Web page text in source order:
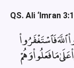
QS. Ali ‘Imran
فَٱسْتَغْفَرُوا۟
مَا فَعَلُوا۟ وَهُمْ